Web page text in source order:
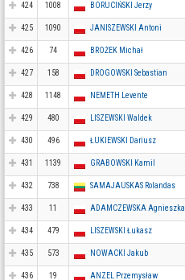
424 1008 BORUCIŃSKI Jerzy
425 1090 JANISZEWSKI Antoni
426 74 BROŻEK Michał
427 158 DROGOWSKI Sebastian
428 1148 NEMETH Levente
429 480 LISZEWSKI Waldek
430 496 ŁUKIEWSKI Dariusz
431 1139 GRABOWSKI Kamil
432 738 SAMAJAUSKAS Rolandas
433 11 ADAMCZEWSKA Agnieszka
434 479 LISZEWSKI Łukasz
435 573 NOWACKI Jakub
436 19 ANZEL Przemysław